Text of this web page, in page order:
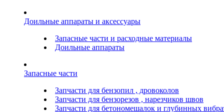
Доильные аппараты и аксессуары
Запасные части и расходные материалы
Доильные аппараты
Запасные части
Запчасти для бензопил , дровоколов
Запчасти для бензорезов , нарезчиков швов
Запчасти для бетономешалок и глубинных